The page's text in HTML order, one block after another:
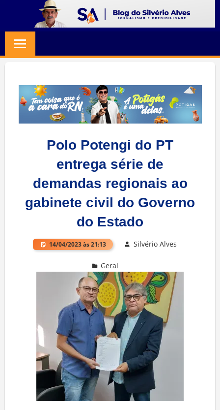
content
SILVERIO
ALVES
Jornalismo
Credibilidade
Polo Potengi do PT
entrega série de
demandas regionais ao
gabinete civil do Governo
do Estado
14/04/2023 às 21:13 Silvério Alves
Geral
Deixe um comentário